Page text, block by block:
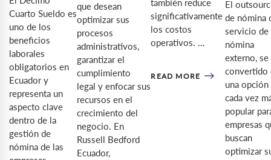
Cuarto Sueldo es
uno de los
beneficios
laborales
obligatorios en
Ecuador y
representa un
aspecto clave
dentro de la
gestión de
nómina de las
que desean
optimizar sus
procesos
administrativos,
garantizar el
cumplimiento
legal y enfocar sus
recursos en el
crecimiento del
negocio. En
Russell Bedford
Ecuador,
también reduce
significativamente
los costos
operativos. …
READ MORE
El
de nómina
servicio de
nómina
externo, se
convertido
una opción
cada vez
popular
empresas
buscan
optimizar